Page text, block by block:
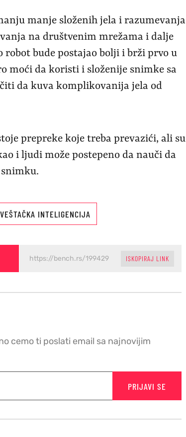
manje složenih jela i razumevanja
na društvenim mrežama i dalje
robot bude postajao bolji i brži prvo u
moći da koristi i složenije snimke sa
da kuva komplikovanija jela od
prepreke koje treba prevazići, ali su
i ljudi može postepeno da nauči da
VEŠTAČKA INTELIGENCIJA
ISKOPIRAJ LINK
cemo ti poslati email sa najnovijim
PRIJAVI SE